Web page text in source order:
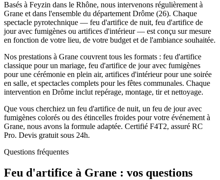
Basés à Feyzin dans le Rhône, nous intervenons régulièrement à
Grane et dans l'ensemble du département Drôme (26). Chaque
spectacle pyrotechnique — feu d'artifice de nuit, feu d'artifice de
jour avec fumigènes ou artifices d'intérieur — est conçu sur mesure
en fonction de votre lieu, de votre budget et de l'ambiance souhaitée.
Nos prestations à Grane couvrent tous les formats : feu d'artifice
classique pour un mariage, feu d'artifice de jour avec fumigènes
pour une cérémonie en plein air, artifices d'intérieur pour une soirée
en salle, et spectacles complets pour les fêtes communales. Chaque
intervention en Drôme inclut repérage, montage, tir et nettoyage.
Que vous cherchiez un feu d'artifice de nuit, un feu de jour avec
fumigènes colorés ou des étincelles froides pour votre événement à
Grane, nous avons la formule adaptée. Certifié F4T2, assuré RC
Pro. Devis gratuit sous 24h.
Questions fréquentes
Feu d'artifice à Grane : vos questions